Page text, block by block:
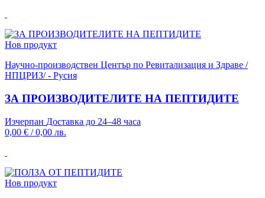
Нов продукт
Научно-производствен Център по Ревитализация и Здраве /
НПЦРИЗ/ - Русия
ЗА ПРОИЗВОДИТЕЛИТЕ НА ПЕПТИДИТЕ
Изчерпан Доставка до 24–48 часа
0,00 € / 0,00 лв.
Нов продукт